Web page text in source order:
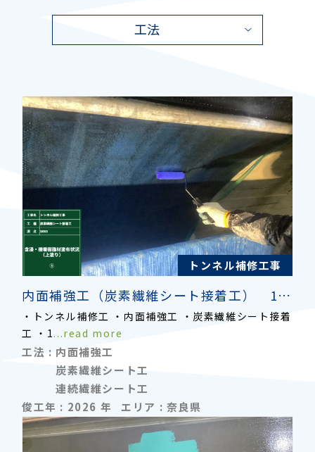
工法
トンネル補修工事
内面補強工（炭素繊維シート接着工） 1方向2層貼り
・トンネル補修工 ・内面補強工 ・炭素繊維シート接着
工 ・1...read more
工法 : 内面補強工
炭素繊維シート工
連続繊維シート工
俊工年 : 2026 年 エリア : 奈良県